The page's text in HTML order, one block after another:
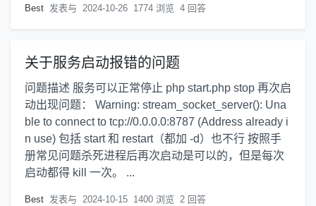
Best 发表与 2024-10-26 1774 浏览 4 回答
关于服务启动报错的问题
问题描述 服务可以正常停止 php start.php stop 再次启
动出现问题： Warning: stream_socket_server(): Una
ble to connect to tcp://0.0.0.0:8787 (Address already i
n use) 包括 start 和 restart（都加 -d）也不行 按照手
册常见问题杀死进程后再次启动是可以的，但是每次
启动都得 kill 一次。 ...
Best 发表与 2024-10-15 1400 浏览 2 回答